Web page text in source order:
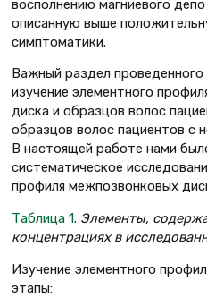
восполнению магниевого
описанную выше
симптоматики.
Важный раздел
изучение элементного
диска и образцов волос
образцов волос пациентов с
В настоящей работе нами
систематическое
профиля межпозвонковых
Таблица 1. Элементы,
концентрациях в
Изучение элементного
этапы: